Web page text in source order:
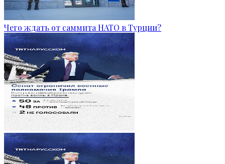
Чего ждать от саммита НАТО в Турции?